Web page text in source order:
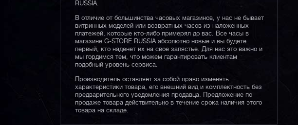
RUSSIA.
В отличие от большинства часовых магазинов, у нас не бывает
витринных моделей или возвратных часов из наложенных
платежей, которые кто-либо примерял до вас. Все часы в
магазине G-STORE RUSSIA абсолютно новые и вы будете
первый, кто наденет их на свое запястье. Для нас это важно и
мы гордимся тем, что можем гарантировать клиентам
подобный уровень сервиса.
Производитель оставляет за собой право изменять
характеристики товара, его внешний вид и комплектность без
предварительного уведомления продавца. Предложение по
продаже товара действительно в течение срока наличия этого
товара на складе.